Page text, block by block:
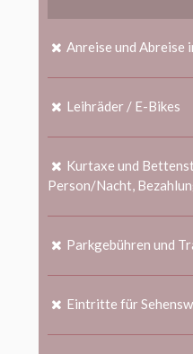
Anreise und Abreise
Leihräder / E-Bikes
Kurtaxe und
Person/Nacht,
Parkgebühren und
Eintritte für